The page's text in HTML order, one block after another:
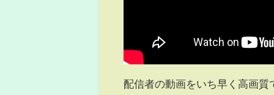
配信者の動画をいち早く高画質